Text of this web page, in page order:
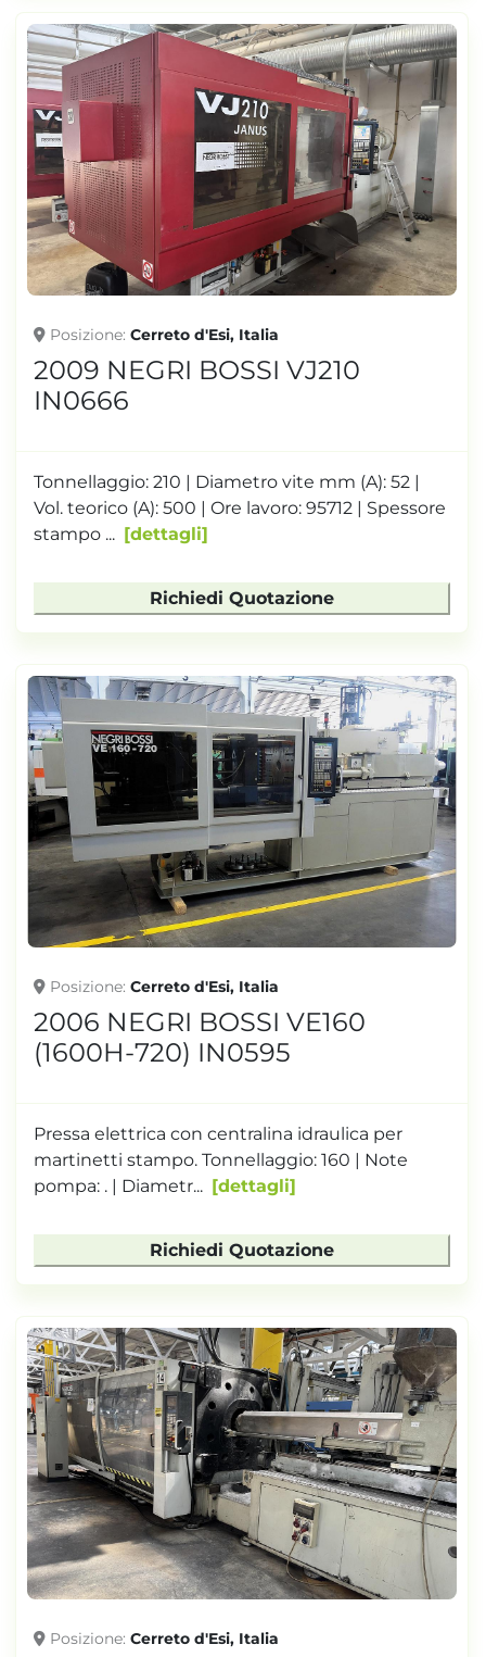
Posizione Cerreto d'Esi, Italia
2009 NEGRI BOSSI VJ210
IN0666
Tonnellaggio: 210 | Diametro vite mm (A): 52 |
Vol. teorico (A): 500 | Ore lavoro: 95712 | Spessore
stampo ...
dettagli
Richiedi Quotazione
Posizione Cerreto d'Esi, Italia
2006 NEGRI BOSSI VE160
(1600H-720) IN0595
Pressa elettrica con centralina idraulica per
martinetti stampo. Tonnellaggio: 160 | Note
pompa: . | Diametr...
dettagli
Richiedi Quotazione
Posizione Cerreto d'Esi, Italia